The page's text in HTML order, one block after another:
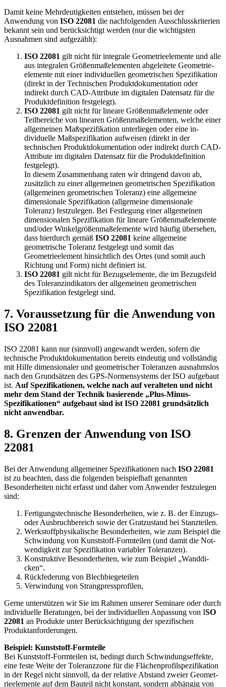
Damit keine Mehrdeutigkeiten entstehen, müssen bei der
Anwendung von ISO 22081 die nachfolgen­den Ausschlusskriterien
bekannt sein und berücksichtigt werden (nur die wichtigsten
Ausnahmen sind aufgezählt):
ISO 22081 gilt nicht für integrale Geometrieelemente und alle
aus integralen Größen­maßelementen abgeleitete Geometrie­
elemente mit einer individuellen geometrischen Spezifi­kation
(direkt in der Technischen Produktdokumentation oder
indirekt durch CAD-Attribute im digitalen Datensatz für die
Produktde­finition festge­legt).
ISO 22081 gilt nicht für lineare Größenmaßelemente oder
Teilberei­che von linea­ren Größenma­ßelementen, welche einer
allgemei­nen Maßspe­zifikation unterliegen oder eine in­
dividuelle Maß­spezifikation aufweisen (direkt in der
technischen Produktdokumentation oder indirekt durch CAD-
Attribute im digitalen Datensatz für die Produktde­finition
festge­legt).
In diesem Zusammenhang raten wir dringend davon ab,
zusätzlich zu einer allgemeinen geometrischen Spezi­fi­katio­n
(allgemeinen geometrischen Toleranz) eine allgemeine
dimensionale Spezifikation (allgemeine dimensionale
Toleranz) festzulegen. Bei Festlegung einer allgemeinen
dimensionalen Spezifikation für lineare Größenmaßelemente
und/oder Winkelgrößenmaßelemente wird häufig übersehen,
dass hierdurch gemäß ISO 22081 keine allgemeine
geometrische Toleranz festgelegt und somit das
Geometrieelement hinsichtlich des Ortes (und somit auch
Richtung und Form) nicht definiert ist.
ISO 22081 gilt nicht für Bezugselemente, die im Bezugsfeld
des Toleran­zin­dika­tors der allgemeinen geometrischen
Spezifikati­on fest­gelegt sind.
7. Voraussetzung für die Anwendung von
ISO 22081
ISO 22081 kann nur (sinnvoll) angewandt werden, sofern die
technische Produktdokumentation bereits eindeutig und vollständig
mit Hilfe dimensionaler und geometrischer Toleranzen ausnahmslos
nach den Grundsätzen des GPS-Normensystems der ISO aufgebaut
ist. Auf Spezifikationen, welche nach auf veralteten und nicht
mehr dem Stand der Technik basierende „Plus-Minus-
Spezifikationen“ aufgebaut sind ist ISO 22081 grundsätzlich
nicht anwendbar.
8. Grenzen der Anwendung von ISO
22081
Bei der Anwendung allgemeiner Spezifikationen nach ISO 22081
ist zu beachten, dass die folgenden beispielhaft genannten
Besonderheiten nicht erfasst und daher vom Anwender festzulegen
sind:
Fertigungstechnische Besonderheiten, wie z. B. der Ein­zugs-
oder Ausbruchbereich sowie der Grat­zustand bei Stanzteilen.
Werkstoffphysikalische Besonderheiten, wie zum Beispiel die
Schwindung von Kunststoff-Formtei­len (und damit die Not­
wendigkeit zur Spezifikation variabler Toleranzen).
Konstruktive Besonderheiten, wie zum Beispiel „Wanddi­
cken“.
Rückfederung von Blechbiegeteilen
Verwindung von Strangpressprofilen,
Gerne unterstützen wir Sie im Rahmen unserer Seminare oder durch
individuelle Beratungen, bei der individuellen Anpassung von ISO
22081 an Produkte unter Berücksichtigung der spezifischen
Produktanforderungen.
Beispiel: Kunststoff-Formteile
Bei Kunststoff-Formteilen ist, bedingt durch Schwindungseffekte,
eine feste Weite der Toleranzzone für die Flächenprofilspezifikation
in der Regel nicht sinnvoll, da der relative Abstand zweier Geomet­
rieelemente auf dem Bauteil nicht konstant, sondern abhängig von